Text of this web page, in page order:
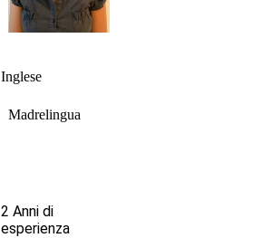
Inglese
Madrelingua
2 Anni di
esperienza